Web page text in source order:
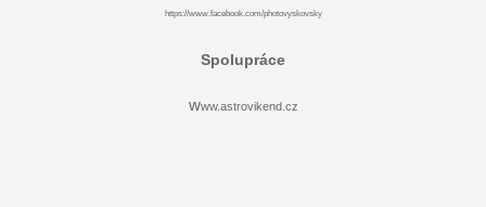
https://www.facebook.com/photovyskovsky
Spolupráce
www.astrovikend.cz